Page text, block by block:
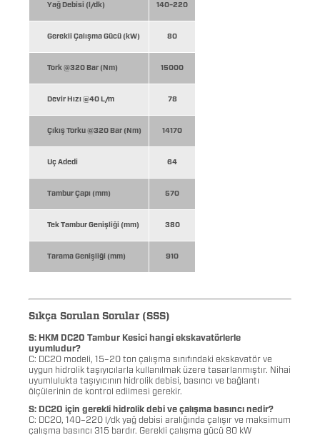
Yağ Debisi (l/dk) 140–220
Gerekli Çalışma Gücü (kW) 80
Tork @320 Bar (Nm) 15000
Devir Hızı @40 L/m 78
Çıkış Torku @320 Bar (Nm) 14170
Uç Adedi 64
Tambur Çapı (mm) 570
Tek Tambur Genişliği (mm) 380
Tarama Genişliği (mm) 910
Sıkça Sorulan Sorular (SSS)
S: HKM DC20 Tambur Kesici hangi ekskavatörlerle
uyumludur?
C: DC20 modeli, 15–20 ton çalışma sınıfındaki ekskavatör ve
uygun hidrolik taşıyıcılarla kullanılmak üzere tasarlanmıştır. Nihai
uyumlulukta taşıyıcının hidrolik debisi, basıncı ve bağlantı
ölçülerinin de kontrol edilmesi gerekir.
S: DC20 için gerekli hidrolik debi ve çalışma basıncı nedir?
C: DC20, 140–220 l/dk yağ debisi aralığında çalışır ve maksimum
çalışma basıncı 315 bardır. Gerekli çalışma gücü 80 kW